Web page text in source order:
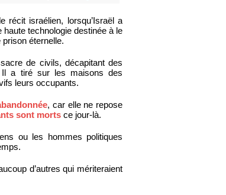
récit israélien, lorsqu’Israël a
technologie destinée à le
éternelle.
de civils, décapitant des
Il a tiré sur les maisons des
leurs occupants.
, car elle ne repose
sont morts ce jour-là.
ou les hommes politiques
d’autres qui mériteraient